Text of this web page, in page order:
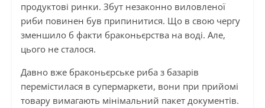
продуктові ринки. Збут незаконно виловленої
риби повинен був припинитися. Що в свою чергу
зменшило б факти браконьєрства на воді. Але,
цього не сталося.
Давно вже браконьєрське риба з базарів
перемістилася в супермаркети, вони при прийомі
товару вимагають мінімальний пакет документів.